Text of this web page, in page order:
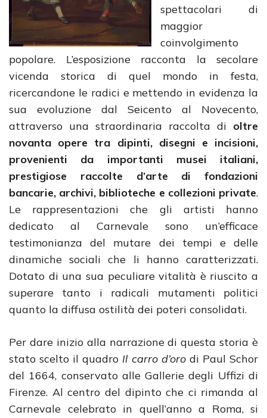
spettacolari di
maggior
coinvolgimento
popolare. L’esposizione racconta la secolare
vicenda storica di quel mondo in festa,
ricercandone le radici e mettendo in evidenza la
sua evoluzione dal Seicento al Novecento,
attraverso una straordinaria raccolta di oltre
novanta opere tra dipinti, disegni e incisioni,
provenienti da importanti musei italiani,
prestigiose raccolte d’arte di fondazioni
bancarie, archivi, biblioteche e collezioni private.
Le rappresentazioni che gli artisti hanno
dedicato al Carnevale sono un’efficace
testimonianza del mutare dei tempi e delle
dinamiche sociali che li hanno caratterizzati.
Dotato di una sua peculiare vitalità è riuscito a
superare tanto i radicali mutamenti politici
quanto la diffusa ostilità dei poteri consolidati.
Per dare inizio alla narrazione di questa storia è
stato scelto il quadro Il carro d’orodi Paul Schor
del 1664, conservato alle Gallerie degli Uffizi di
Firenze. Al centro del dipinto che ci rimanda al
Carnevale celebrato in quell’anno a Roma, si